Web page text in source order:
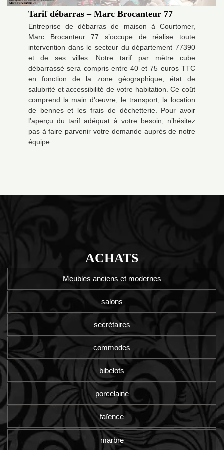
Tarif débarras – Marc Brocanteur 77
Entreprise de débarras de maison à Courtomer,
Marc Brocanteur 77 s’occupe de réalise toute
intervention dans le secteur du département 77390
et de ses villes. Notre tarif par mètre cube
débarrassé sera compris entre 40 et 75 euros TTC
en fonction de la zone géographique, état de
salubrité et accessibilité de votre habitation. Ce coût
comprend la main d'œuvre, le transport, la location
de bennes et les frais de déchetterie. Pour avoir
l’aperçu du tarif adéquat à votre besoin, n’hésitez
pas à faire parvenir votre demande auprès de notre
équipe.
ACHATS
Meubles anciens et modernes
salons
secrétaires
commodes
bibelots
porcelaine
faïence
marbre